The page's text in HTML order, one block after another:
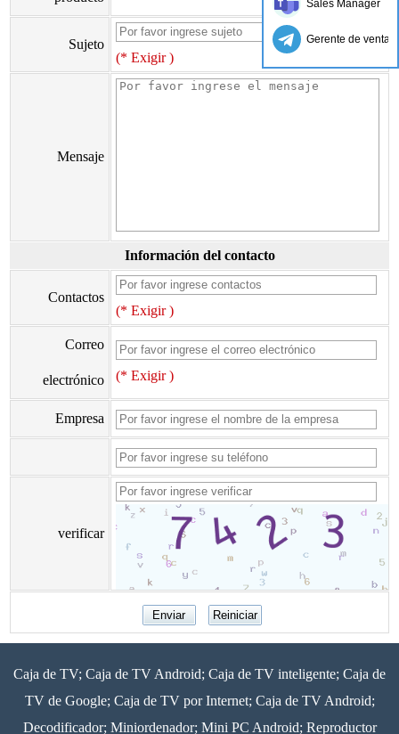
Sujeto
(* Exigir )
Mensaje
Información del contacto
Contactos
(* Exigir )
Correo
electrónico (* Exigir )
Empresa
verificar
Caja de TV; Caja de TV Android; Caja de TV inteligente; Caja de
TV de Google; Caja de TV por Internet; Caja de TV Android;
Decodificador; Miniordenador; Mini PC Android; Reproductor
Sales Manager
Gerente de ventas